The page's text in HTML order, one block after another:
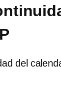
del